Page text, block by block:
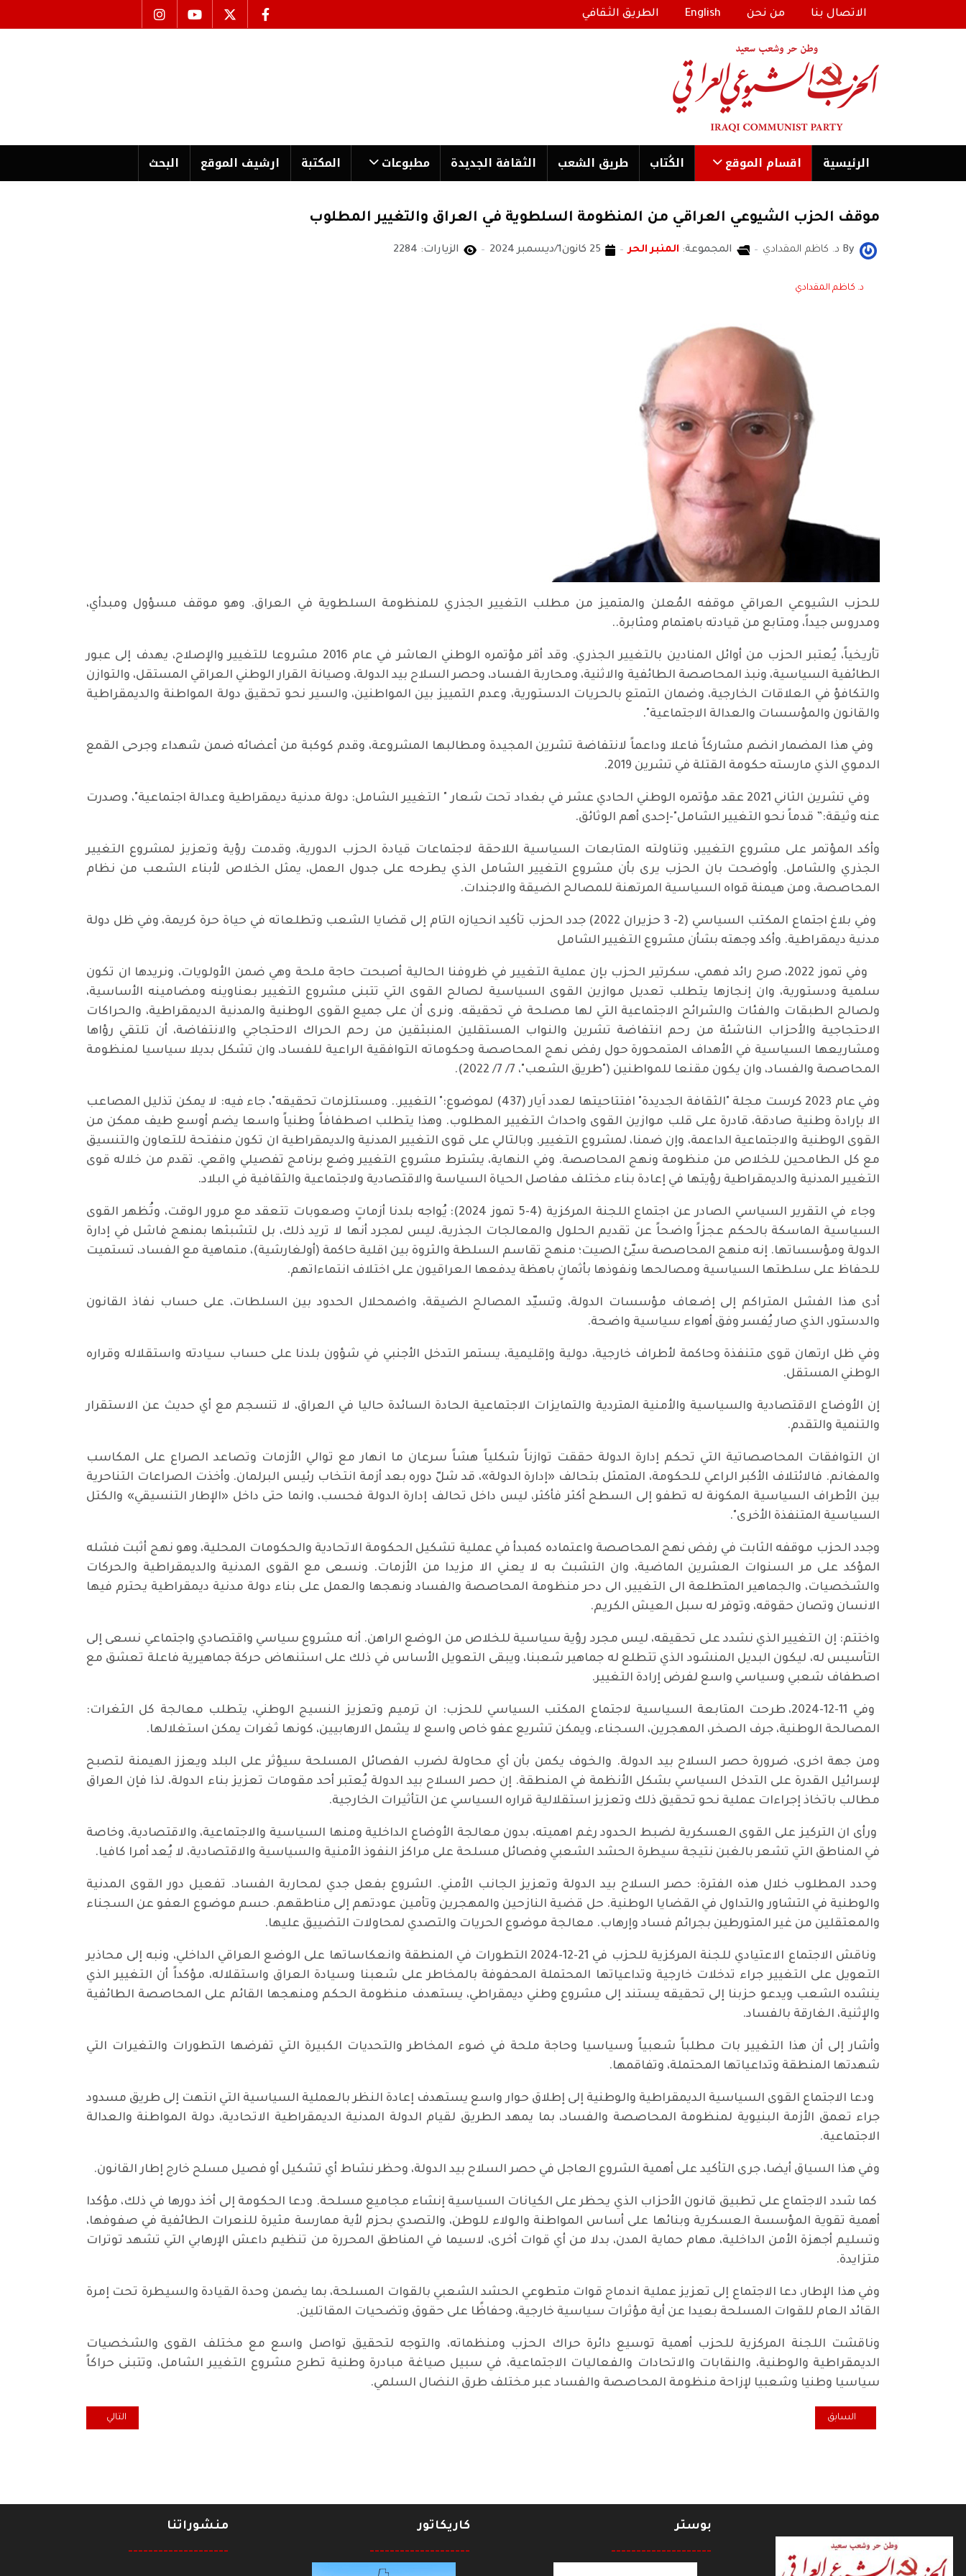
الاتصال بنا من نحن English الطريق الثقافي
الرئیسية اقسام الموقع الكُتاب طریق الشعب الثقافة الجدیدة مطبوعات المكتبة ارشیف الموقع البحث
موقف الحزب الشيوعي العراقي من المنظومة السلطوية في العراق والتغيير المطلوب
By د. كاظم المقدادي المجموعة: المنبر الحر 25 كانون1/ديسمبر 2024 الزيارات: 2284
د. كاظم المقدادي
للحزب الشيوعي العراقي موقفه المُعلن والمتميز من مطلب التغيير الجذري للمنظومة السلطوية في العراق. وهو موقف مسؤول ومبدأي،
ومدروس جيداً، ومتابع من قيادته باهتمام ومثابرة..
تأريخياً، يُعتبر الحزب من أوائل المنادين بالتغيير الجذري. وقد أقر مؤتمره الوطني العاشر في عام 2016 مشروعا للتغيير والإصلاح، يهدف إلى عبور
الطائفية السياسية، ونبذ المحاصصة الطائفية والاثنية، ومحاربة الفساد، وحصر السلاح بيد الدولة، وصيانة القرار الوطني العراقي المستقل، والتوازن
والتكافؤ في العلاقات الخارجية، وضمان التمتع بالحريات الدستورية، وعدم التمييز بين المواطنين، والسير نحو تحقيق دولة المواطنة والديمقراطية
والقانون والمؤسسات والعدالة الاجتماعية".
وفي هذا المضمار انضم مشاركاً فاعلا وداعماً لانتفاضة تشرين المجيدة ومطالبها المشروعة، وقدم كوكبة من أعضائه ضمن شهداء وجرحى القمع
الدموي الذي مارسته حكومة القتلة في تشرين 2019.
وفي تشرين الثاني 2021 عقد مؤتمره الوطني الحادي عشر في بغداد تحت شعار " التغيير الشامل: دولة مدنية ديمقراطية وعدالة اجتماعية"، وصدرت
عنه وثيقة:” قدماً نحو التغيير الشامل"-إحدى أهم الوثائق.
وأكد المؤتمر على مشروع التغيير، وتناولته المتابعات السياسية اللاحقة لاجتماعات قيادة الحزب الدورية، وقدمت رؤية وتعزيز لمشروع التغيير
الجذري والشامل. وأوضحت بان الحزب يرى بأن مشروع التغيير الشامل الذي يطرحه على جدول العمل، يمثل الخلاص لأبناء الشعب من نظام
المحاصصة، ومن هيمنة قواه السياسية المرتهنة للمصالح الضيقة والاجندات.
وفي بلاغ اجتماع المكتب السياسي (2- 3 حزيران 2022) جدد الحزب تأكيد انحيازه التام إلى قضايا الشعب وتطلعاته في حياة حرة كريمة، وفي ظل دولة
مدنية ديمقراطية. وأكد وجهته بشأن مشروع التغيير الشامل
وفي تموز 2022، صرح رائد فهمي، سكرتير الحزب بإن عملية التغيير في ظروفنا الحالية أصبحت حاجة ملحة وهي ضمن الأولويات، ونريدها ان تكون
سلمية ودستورية، وان إنجازها يتطلب تعديل موازين القوى السياسية لصالح القوى التي تتبنى مشروع التغيير بعناوينه ومضامينه الأساسية،
ولصالح الطبقات والفئات والشرائح الاجتماعية التي لها مصلحة في تحقيقه. ونرى أن على جميع القوى الوطنية والمدنية الديمقراطية، والحراكات
الاحتجاجية والأحزاب الناشئة من رحم انتفاضة تشرين والنواب المستقلين المنبثقين من رحم الحراك الاحتجاجي والانتفاضة، أن تلتقي رؤاها
ومشاريعها السياسية في الأهداف المتمحورة حول رفض نهج المحاصصة وحكوماته التوافقية الراعية للفساد، وان تشكل بديلا سياسيا لمنظومة
المحاصصة والفساد، وان يكون مقنعا للمواطنين ("طريق الشعب"، 7/ 7/ 2022).
وفي عام 2023 كرست مجلة "الثقافة الجديدة" افتتاحيتها لعدد اَيار (437) لموضوع:" التغيير.. ومستلزمات تحقيقه"، جاء فيه: لا يمكن تذليل المصاعب
الا بإرادة وطنية صادقة، قادرة على قلب موازين القوى واحداث التغيير المطلوب. وهذا يتطلب اصطفافاً وطنياً واسعا يضم أوسع طيف ممكن من
القوى الوطنية والاجتماعية الداعمة، وإن ضمنا، لمشروع التغيير. وبالتالي على قوى التغيير المدنية والديمقراطية ان تكون منفتحة للتعاون والتنسيق
مع كل الطامحين للخلاص من منظومة ونهج المحاصصة. وفي النهاية، يشترط مشروع التغيير وضع برنامج تفصيلي واقعي. تقدم من خلاله قوى
التغيير المدنية والديمقراطية رؤيتها في إعادة بناء مختلف مفاصل الحياة السياسة والاقتصادية ولاجتماعية والثقافية في البلاد.
وجاء في التقرير السياسي الصادر عن اجتماع اللجنة المركزية (4-5 تموز 2024): يُواجه بلدنا أزماتٍ وصعوبات تتعقد مع مرور الوقت، وتُظهر القوى
السياسية الماسكة بالحكم عجزاً واضحاً عن تقديم الحلول والمعالجات الجذرية، ليس لمجرد أنها لا تريد ذلك، بل لتشبثها بمنهج فاشل في إدارة
الدولة ومؤسساتها. إنه منهج المحاصصة سيّئ الصيت؛ منهج تقاسم السلطة والثروة بين اقلية حاكمة (أولغارشية)، متماهية مع الفساد، تستميت
للحفاظ على سلطتها السياسية ومصالحها ونفوذها بأثمانٍ باهظة يدفعها العراقيون على اختلاف انتماءاتهم.
أدى هذا الفشل المتراكم إلى إضعاف مؤسسات الدولة، وتسيّد المصالح الضيقة، واضمحلال الحدود بين السلطات، على حساب نفاذ القانون
والدستور، الذي صار يُفسر وفق أهواء سياسية واضحة.
وفي ظل ارتهان قوى متنفذة وحاكمة لأطراف خارجية، دولية وإقليمية، يستمر التدخل الأجنبي في شؤون بلدنا على حساب سيادته واستقلاله وقراره
الوطني المستقل.
إن الأوضاع الاقتصادية والسياسية والأمنية المتردية والتمايزات الاجتماعية الحادة السائدة حاليا في العراق، لا تنسجم مع أي حديث عن الاستقرار
والتنمية والتقدم.
ان التوافقات المحاصصاتية التي تحكم إدارة الدولة حققت توازناً شكلياً هشاً سرعان ما انهار مع توالي الأزمات وتصاعد الصراع على المكاسب
والمغانم. فالائتلاف الأكبر الراعي للحكومة، المتمثل بتحالف «إدارة الدولة»، قد شلّ دوره بعد أزمة انتخاب رئيس البرلمان. وأخذت الصراعات التناحرية
بين الأطراف السياسية المكونة له تطفو إلى السطح أكثر فأكثر، ليس داخل تحالف إدارة الدولة فحسب، وانما حتى داخل «الإطار التنسيقي» والكتل
السياسية المتنفذة الأخرى".
وجدد الحزب موقفه الثابت في رفض نهج المحاصصة واعتماده كمبدأ في عملية تشكيل الحكومة الاتحادية والحكومات المحلية، وهو نهج أثبت فشله
المؤكد على مر السنوات العشرين الماضية، وان التشبث به لا يعني الا مزيدا من الأزمات. ونسعى مع القوى المدنية والديمقراطية والحركات
والشخصيات، والجماهير المتطلعة الى التغيير، الى دحر منظومة المحاصصة والفساد ونهجها والعمل على بناء دولة مدنية ديمقراطية يحترم فيها
الانسان وتصان حقوقه، وتوفر له سبل العيش الكريم.
واختتم: إن التغيير الذي نشدد على تحقيقه، ليس مجرد رؤية سياسية للخلاص من الوضع الراهن. أنه مشروع سياسي واقتصادي واجتماعي نسعى إلى
التأسيس له، ليكون البديل المنشود الذي تتطلع له جماهير شعبنا، ويبقى التعويل الأساس في ذلك على استنهاض حركة جماهيرية فاعلة تعشق مع
اصطفاف شعبي وسياسي واسع لفرض إرادة التغيير.
وفي 11-12-2024، طرحت المتابعة السياسية لاجتماع المكتب السياسي للحزب: ان ترميم وتعزيز النسيج الوطني، يتطلب معالجة كل الثغرات:
المصالحة الوطنية، جرف الصخر، المهجرين، السجناء، ويمكن تشريع عفو خاص واسع لا يشمل الارهابيين، كونها ثغرات يمكن استغلالها.
ومن جهة اخرى، ضرورة حصر السلاح بيد الدولة. والخوف يكمن بأن أي محاولة لضرب الفصائل المسلحة سيؤثر على البلد ويعزز الهيمنة لتصبح
لإسرائيل القدرة على التدخل السياسي بشكل الأنظمة في المنطقة. إن حصر السلاح بيد الدولة يُعتبر أحد مقومات تعزيز بناء الدولة، لذا فإن العراق
مطالب باتخاذ إجراءات عملية نحو تحقيق ذلك وتعزيز استقلالية قراره السياسي عن التأثيرات الخارجية.
ورأى ان التركيز على القوى العسكرية لضبط الحدود رغم اهميته، بدون معالجة الأوضاع الداخلية ومنها السياسية والاجتماعية، والاقتصادية، وخاصة
في المناطق التي تشعر بالغبن نتيجة سيطرة الحشد الشعبي وفصائل مسلحة على مراكز النفوذ الأمنية والسياسية والاقتصادية، لا يُعد أمرا كافيا.
وحدد المطلوب خلال هذه الفترة: حصر السلاح بيد الدولة وتعزيز الجانب الأمني. الشروع بفعل جدي لمحاربة الفساد. تفعيل دور القوى المدنية
والوطنية في التشاور والتداول في القضايا الوطنية. حل قضية النازحين والمهجرين وتأمين عودتهم إلى مناطقهم. حسم موضوع العفو عن السجناء
والمعتقلين من غير المتورطين بجرائم فساد وإرهاب. معالجة موضوع الحريات والتصدي لمحاولات التضييق عليها.
وناقش الاجتماع الاعتيادي للجنة المركزية للحزب في 21-12-2024 التطورات في المنطقة وانعكاساتها على الوضع العراقي الداخلي، ونبه إلى محاذير
التعويل على التغيير جراء تدخلات خارجية وتداعياتها المحتملة المحفوفة بالمخاطر على شعبنا وسيادة العراق واستقلاله، مؤكداً أن التغيير الذي
ينشده الشعب ويدعو حزبنا إلى تحقيقه يستند إلى مشروع وطني ديمقراطي، يستهدف منظومة الحكم ومنهجها القائم على المحاصصة الطائفية
والإثنية، الغارقة بالفساد.
وأشار إلى أن هذا التغيير بات مطلباً شعبياً وسياسيا وحاجة ملحة في ضوء المخاطر والتحديات الكبيرة التي تفرضها التطورات والتغيرات التي
شهدتها المنطقة وتداعياتها المحتملة، وتفاقمها.
ودعا الاجتماع القوى السياسية الديمقراطية والوطنية إلى إطلاق حوار واسع يستهدف إعادة النظر بالعملية السياسية التي انتهت إلى طريق مسدود
جراء تعمق الأزمة البنيوية لمنظومة المحاصصة والفساد، بما يمهد الطريق لقيام الدولة المدنية الديمقراطية الاتحادية، دولة المواطنة والعدالة
الاجتماعية.
وفي هذا السياق أيضا، جرى التأكيد على أهمية الشروع العاجل في حصر السلاح بيد الدولة، وحظر نشاط أي تشكيل أو فصيل مسلح خارج إطار القانون.
كما شدد الاجتماع على تطبيق قانون الأحزاب الذي يحظر على الكيانات السياسية إنشاء مجاميع مسلحة. ودعا الحكومة إلى أخذ دورها في ذلك، مؤكدا
أهمية تقوية المؤسسة العسكرية وبنائها على أساس المواطنة والولاء للوطن، والتصدي بحزم لأية ممارسة مثيرة للنعرات الطائفية في صفوفها،
وتسليم أجهزة الأمن الداخلية، مهام حماية المدن، بدلا من أي قوات أخرى، لاسيما في المناطق المحررة من تنظيم داعش الإرهابي التي تشهد توترات
متزايدة.
وفي هذا الإطار، دعا الاجتماع إلى تعزيز عملية اندماج قوات متطوعي الحشد الشعبي بالقوات المسلحة، بما يضمن وحدة القيادة والسيطرة تحت إمرة
القائد العام للقوات المسلحة بعيدا عن أية مؤثرات سياسية خارجية، وحفاظًا على حقوق وتضحيات المقاتلين.
وناقشت اللجنة المركزية للحزب أهمية توسيع دائرة حراك الحزب ومنظماته، والتوجه لتحقيق تواصل واسع مع مختلف القوى والشخصيات
الديمقراطية والوطنية، والنقابات والاتحادات والفعاليات الاجتماعية، في سبيل صياغة مبادرة وطنية تطرح مشروع التغيير الشامل، وتتبنى حراكاً
سياسيا وطنيا وشعبيا لإزاحة منظومة المحاصصة والفساد عبر مختلف طرق النضال السلمي.
المقال السابق: أميتاف غوش و"خيال ما لا يمكن تصوره"
السابق المقال التالي: الأنتداب والوصايا
التالي
بوستر
--------------------
كاريكاتور
--------------------
منشوراتنا
--------------------